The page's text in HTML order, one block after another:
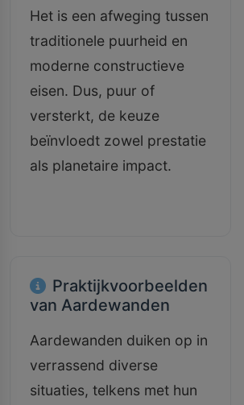
Het is een afweging tussen
traditionele puurheid en
moderne constructieve
eisen. Dus, puur of
versterkt, de keuze
beïnvloedt zowel prestatie
als planetaire impact.
Praktijkvoorbeelden
van Aardewanden
Aardewanden duiken op in
verrassend diverse
situaties, telkens met hun